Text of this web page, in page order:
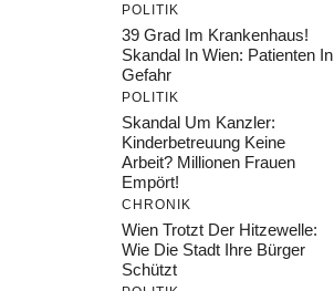
POLITIK
39 Grad Im Krankenhaus!
Skandal In Wien: Patienten In
Gefahr
POLITIK
Skandal Um Kanzler:
Kinderbetreuung Keine
Arbeit? Millionen Frauen
Empört!
CHRONIK
Wien Trotzt Der Hitzewelle:
Wie Die Stadt Ihre Bürger
Schützt